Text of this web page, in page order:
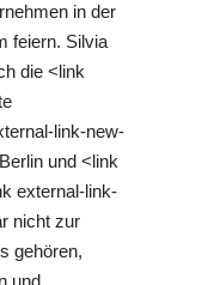
in der
feiern. Silvia
die <link
link-new-
und <link
external-link-
nicht zur
gehören,